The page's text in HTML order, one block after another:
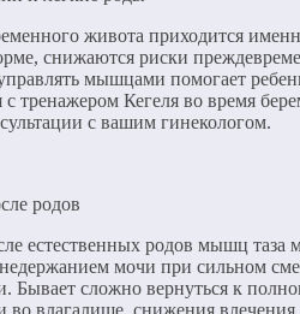
живота приходится
снижаются риски
мышцами помогает
тренажером Кегеля во время
с вашим гинекологом.
родов
естественных родов мышц таза
мочи при сильном
Бывает сложно вернуться к
во влагалище, снижения